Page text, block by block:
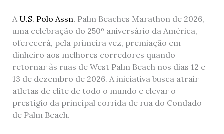
A U.S. Polo Assn. Palm Beaches Marathon de 2026,
uma celebração do 250º aniversário da América,
oferecerá, pela primeira vez, premiação em
dinheiro aos melhores corredores quando
retornar às ruas de West Palm Beach nos dias 12 e
13 de dezembro de 2026. A iniciativa busca atrair
atletas de elite de todo o mundo e elevar o
prestígio da principal corrida de rua do Condado
de Palm Beach.